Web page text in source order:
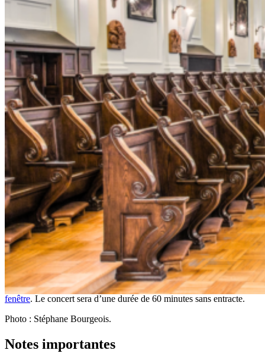
Les œuvres de Bach nous offrent un havre de beauté sans fin. Elles
font partie de la formation et de la culture de millions de musiciens,
et les Violons du Roy pigent dans ce répertoire depuis plus de 40
ans.
C’est dans l’inspirant Chœur du Monastère qu’ils partageront leur
passion pour la musique de Bach et de ses contemporains, à travers
différents mouvements, alternant musique d’orchestre et musique en
solo. Celle-ci permettra la mise en valeur de quelques-uns des
instruments à cordes de l’incomparable collection de la compagnie
Canimex de Drummondville.
Prenez note qu’il y aura deux représentations: l’une à 14h et la
seconde à 19h30. Merci de prendre soin de bien choisir le billet
correspondant à l’heure désirée.
14 musiciens des Violons du Roy seront en prestation lors de ce
concert unique, dont les solistes suivants:
Jean-Louis Blouin, alto
Angélique Duguay, violon
Katya Polyansky, violon
Pascale Gagnon, violon
Raphaël Dubé, violoncelle
Vous pourrez entendre des pièces de Bach, Vivaldi et le fameux
Canon de Pachelbel. Vous pouvez consulter le programme complet
sur le site desViolons du RoyCe lien s'ouvrira dans une nouvelle
fenêtre. Le concert sera d’une durée de 60 minutes sans entracte.
Photo : Stéphane Bourgeois.
Notes importantes